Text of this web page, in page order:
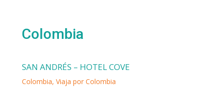
Colombia
SAN ANDRÉS – HOTEL COVE
Colombia, Viaja por Colombia